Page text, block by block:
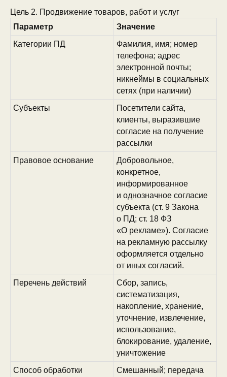
Цель 2. Продвижение товаров, работ и услуг
Параметр
Значение
Категории ПД
Фамилия, имя; номер
телефона; адрес
электронной почты;
никнеймы в социальных
сетях (при наличии)
Субъекты
Посетители сайта,
клиенты, выразившие
согласие на получение
рассылки
Правовое основание
Добровольное,
конкретное,
информированное
и однозначное согласие
субъекта (ст. 9 Закона
о ПД; ст. 18 ФЗ
«О рекламе»). Согласие
на рекламную рассылку
оформляется отдельно
от иных согласий.
Перечень действий
Сбор, запись,
систематизация,
накопление, хранение,
уточнение, извлечение,
использование,
блокирование, удаление,
уничтожение
Способ обработки
Смешанный; передача